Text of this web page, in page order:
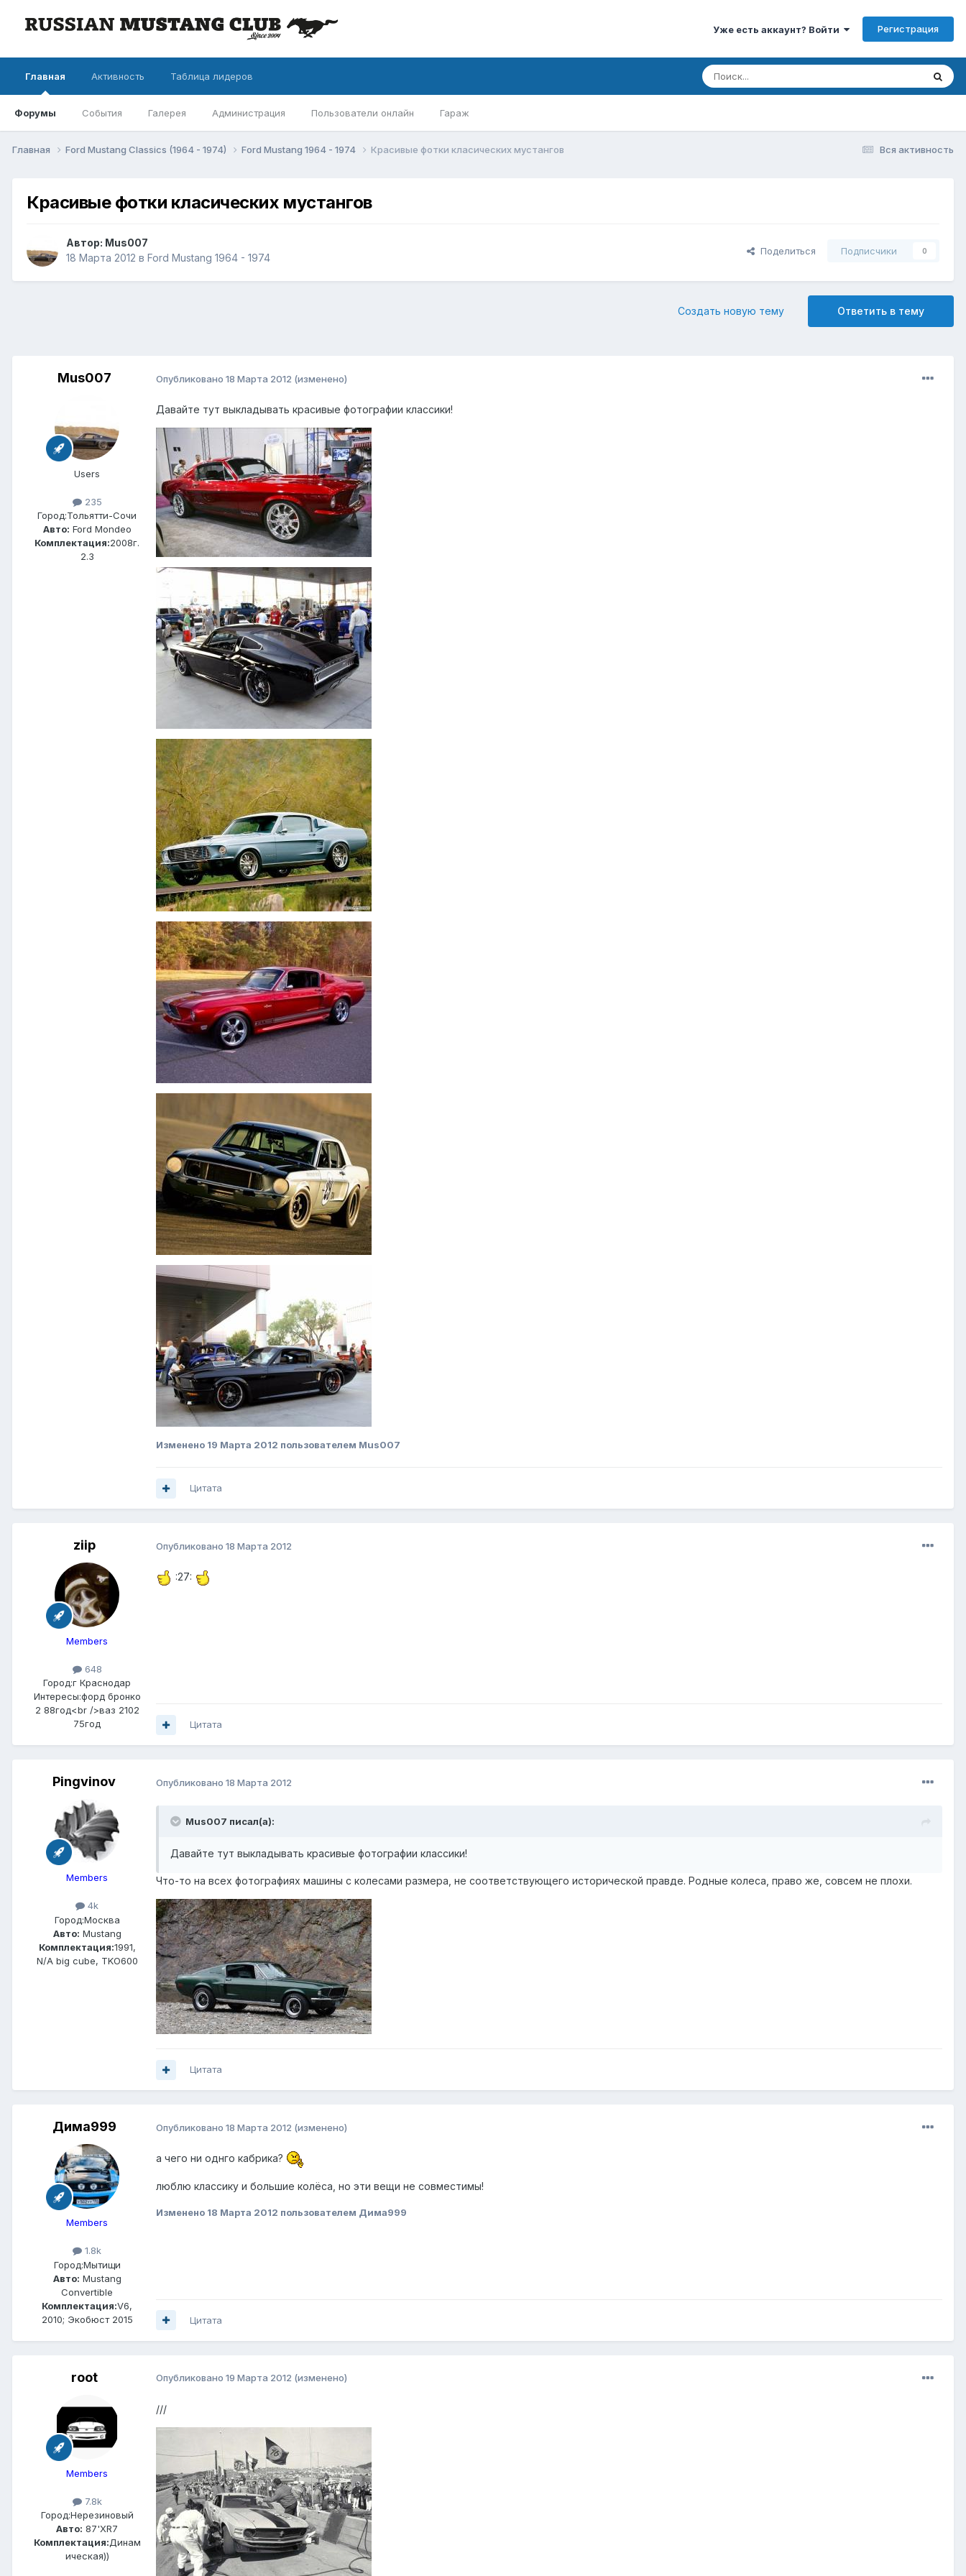
Уже есть аккаунт? Войти Регистрация
Главная
Форумы События Галерея Администрация Пользователи онлайн Гараж
Активность Таблица лидеров
Вся активность
Главная Ford Mustang Classics (1964 - 1974) Ford Mustang 1964 - 1974 Красивые фотки класических мустангов
Красивые фотки класических мустангов
Автор: Mus007
18 Марта 2012 в Ford Mustang 1964 - 1974
Поделиться Подписчики 0
Ответить в тему
Создать новую тему
Mus007
Users
235
Город:Тольятти-Сочи
Авто: Ford Mondeo
Комплектация:2008г.
2.3
Опубликовано 18 Марта 2012 (изменено)
Давайте тут выкладывать красивые фотографии классики!
Изменено 19 Марта 2012 пользователем Mus007
Цитата
ziip
Members
648
Город:г Краснодар
Интересы:форд бронко
2 88год<br />ваз 2102
75год
Опубликовано 18 Марта 2012
:27:
Цитата
Pingvinov
Members
4k
Город:Москва
Авто: Mustang
Комплектация:1991,
N/A big cube, TKO600
Опубликовано 18 Марта 2012
Mus007 писал(а):
Давайте тут выкладывать красивые фотографии классики!
Что-то на всех фотографиях машины с колесами размера, не соответствующего исторической правде. Родные колеса, право же, совсем не плохи.
Цитата
Дима999
Members
1.8k
Город:Мытищи
Авто: Mustang
Convertible
Комплектация:V6,
2010; Экобюст 2015
Опубликовано 18 Марта 2012 (изменено)
а чего ни однго кабрика?
люблю классику и большие колёса, но эти вещи не совместимы!
Изменено 18 Марта 2012 пользователем Дима999
Цитата
root
Members
7.8k
Город:Нерезиновый
Авто: 87'XR7
Комплектация:Динам
ическая))
Опубликовано 19 Марта 2012 (изменено)
///